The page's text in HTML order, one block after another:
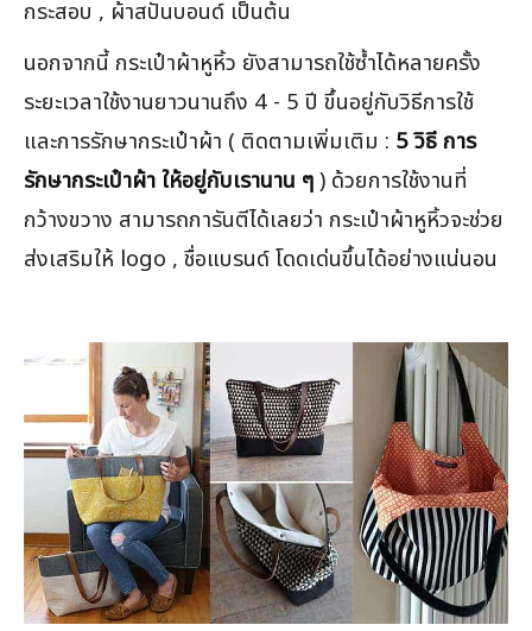
กระสอบ , ผ้าสปันบอนด์ เป็นต้น
นอกจากนี้ กระเป๋าผ้าหูหิ้ว ยังสามารถใช้ซ้ำได้หลายครั้ง
ระยะเวลาใช้งานยาวนานถึง 4 - 5 ปี ขึ้นอยู่กับวิธีการใช้
และการรักษากระเป๋าผ้า ( ติดตามเพิ่มเติม : 5 วิธี การ
รักษากระเป๋าผ้า ให้อยู่กับเรานาน ๆ) ด้วยการใช้งานที่
กว้างขวาง สามารถการันตีได้เลยว่า กระเป๋าผ้าหูหิ้วจะช่วย
ส่งเสริมให้ logo , ชื่อแบรนด์ โดดเด่นขึ้นได้อย่างแน่นอน